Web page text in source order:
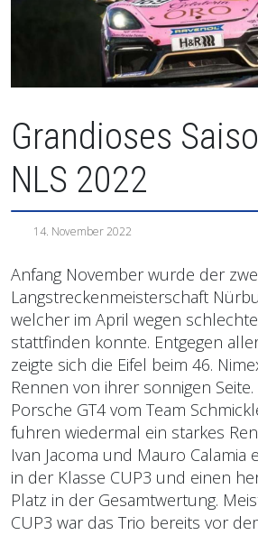
Grandioses
NLS 2022
14. November 2022
Anfang November wurde der
Langstreckenmeisterschaft
welcher im April wegen
stattfinden konnte. Entgegen
zeigte sich die Eifel beim 46.
Rennen von ihrer sonnigen
Porsche GT4 vom Team
fuhren wiedermal ein starkes
Ivan Jacoma und Mauro Calamia
in der Klasse CUP3 und einen
Platz in der Gesamtwertung.
CUP3 war das Trio bereits vor